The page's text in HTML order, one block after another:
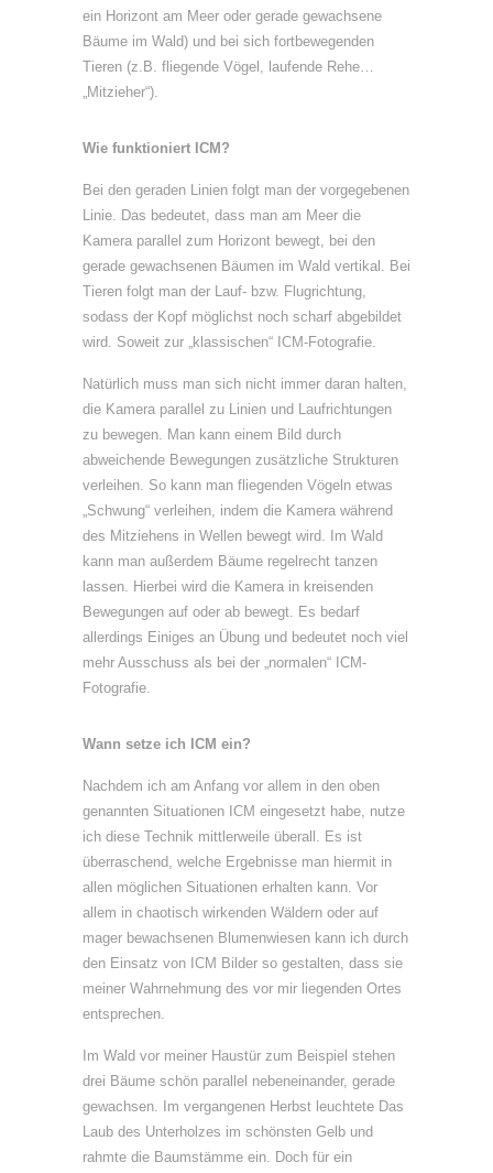
ein Horizont am Meer oder gerade gewachsene
Bäume im Wald) und bei sich fortbewegenden
Tieren (z.B. fliegende Vögel, laufende Rehe…
„Mitzieher“).
Wie funktioniert ICM?
Bei den geraden Linien folgt man der vorgegebenen
Linie. Das bedeutet, dass man am Meer die
Kamera parallel zum Horizont bewegt, bei den
gerade gewachsenen Bäumen im Wald vertikal. Bei
Tieren folgt man der Lauf- bzw. Flugrichtung,
sodass der Kopf möglichst noch scharf abgebildet
wird. Soweit zur „klassischen“ ICM-Fotografie.
Natürlich muss man sich nicht immer daran halten,
die Kamera parallel zu Linien und Laufrichtungen
zu bewegen. Man kann einem Bild durch
abweichende Bewegungen zusätzliche Strukturen
verleihen. So kann man fliegenden Vögeln etwas
„Schwung“ verleihen, indem die Kamera während
des Mitziehens in Wellen bewegt wird. Im Wald
kann man außerdem Bäume regelrecht tanzen
lassen. Hierbei wird die Kamera in kreisenden
Bewegungen auf oder ab bewegt. Es bedarf
allerdings Einiges an Übung und bedeutet noch viel
mehr Ausschuss als bei der „normalen“ ICM-
Fotografie.
Wann setze ich ICM ein?
Nachdem ich am Anfang vor allem in den oben
genannten Situationen ICM eingesetzt habe, nutze
ich diese Technik mittlerweile überall. Es ist
überraschend, welche Ergebnisse man hiermit in
allen möglichen Situationen erhalten kann. Vor
allem in chaotisch wirkenden Wäldern oder auf
mager bewachsenen Blumenwiesen kann ich durch
den Einsatz von ICM Bilder so gestalten, dass sie
meiner Wahrnehmung des vor mir liegenden Ortes
entsprechen.
Im Wald vor meiner Haustür zum Beispiel stehen
drei Bäume schön parallel nebeneinander, gerade
gewachsen. Im vergangenen Herbst leuchtete Das
Laub des Unterholzes im schönsten Gelb und
rahmte die Baumstämme ein. Doch für ein